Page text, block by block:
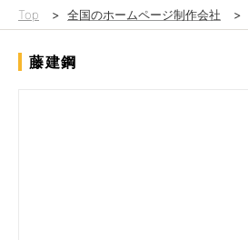
Top > 全国のホームページ制作会社 >
藤建鋼